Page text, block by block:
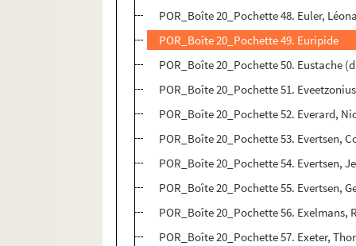
POR_Boîte 20_Pochette 48. Euler,
POR_Boîte 20_Pochette 49. Euripide
POR_Boîte 20_Pochette 50. Eustache
POR_Boîte 20_Pochette 51.
POR_Boîte 20_Pochette 52. Everard,
POR_Boîte 20_Pochette 53. Evertsen,
POR_Boîte 20_Pochette 54. Evertsen,
POR_Boîte 20_Pochette 55. Evertsen,
POR_Boîte 20_Pochette 56. Exelmans,
POR_Boîte 20_Pochette 57. Exeter,